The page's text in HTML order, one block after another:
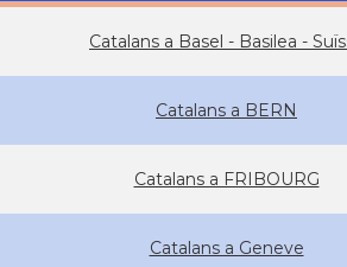
Catalans a Basel - Basilea -
Catalans a BERN
Catalans a FRIBOURG
Catalans a Geneve